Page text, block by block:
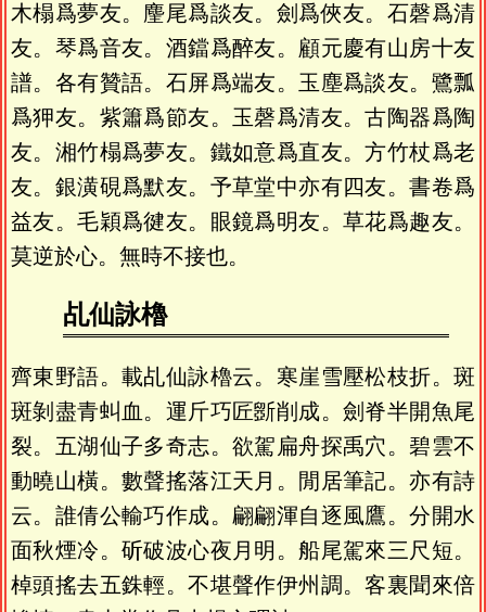
木榻爲夢友。麈尾爲談友。劍爲俠友。石磬爲清
友。琴爲音友。酒鐺爲醉友。顧元慶有山房十友
譜。各有贊語。石屏爲端友。玉塵爲談友。鷺瓢
爲狎友。紫簫爲節友。玉磬爲清友。古陶器爲陶
友。湘竹榻爲夢友。鐵如意爲直友。方竹杖爲老
友。銀潢硯爲默友。予草堂中亦有四友。書卷爲
益友。毛穎爲徤友。眼鏡爲明友。草花爲趣友。
莫逆於心。無時不接也。
乩仙詠櫓
齊東野語。載乩仙詠櫓云。寒崖雪壓松枝折。斑
斑剝盡青虯血。運斤巧匠斵削成。劍脊半開魚尾
裂。五湖仙子多奇志。欲駕扁舟探禹穴。碧雲不
動曉山橫。數聲搖落江天月。閒居筆記。亦有詩
云。誰倩公輸巧作成。翩翩渾自逐風鷹。分開水
面秋煙冷。斫破波心夜月明。船尾駕來三尺短。
棹頭搖去五銖輕。不堪聲作伊州調。客裏聞來倍